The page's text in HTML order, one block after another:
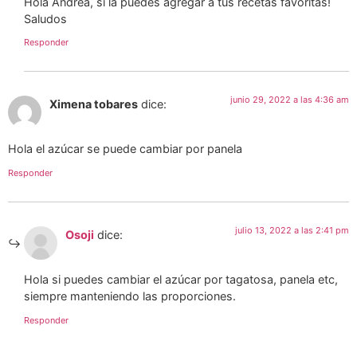
Saludos
Responder
Ximena tobares dice: junio 29, 2022 a las 4:36 am
Hola el azúcar se puede cambiar por panela
Responder
Osoji dice: julio 13, 2022 a las 2:41 pm
Hola si puedes cambiar el azúcar por tagatosa, panela etc,
siempre manteniendo las proporciones.
Responder